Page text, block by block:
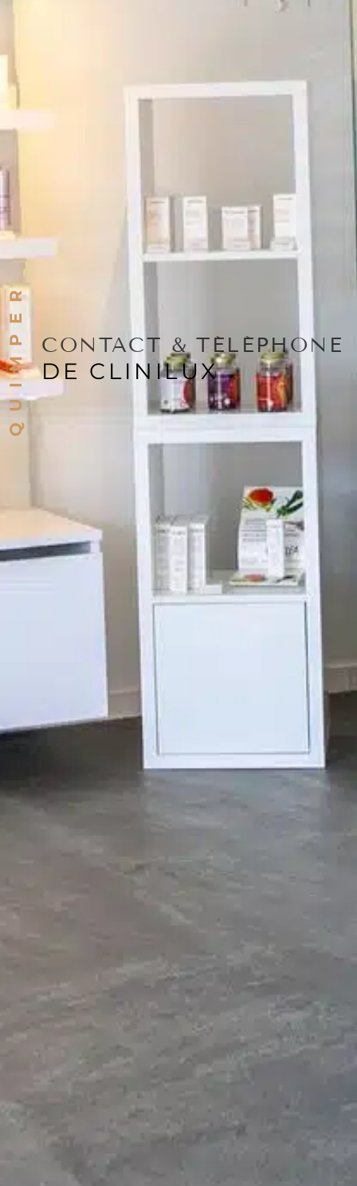
CONTACT & TÉLÉPHONE
DE CLINILUX
QUIMPER